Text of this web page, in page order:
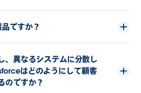
ですか？
、異なるシステムに分散し
はどのようにして顧客
のですか？